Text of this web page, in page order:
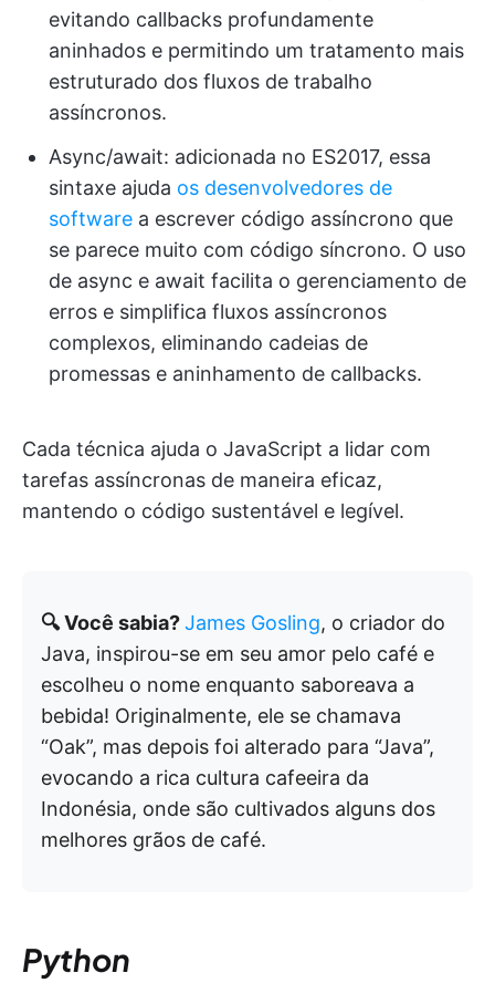
evitando callbacks profundamente
aninhados e permitindo um tratamento mais
estruturado dos fluxos de trabalho
assíncronos.
Async/await: adicionada no ES2017, essa
sintaxe ajuda os desenvolvedores de
software a escrever código assíncrono que
se parece muito com código síncrono. O uso
de async e await facilita o gerenciamento de
erros e simplifica fluxos assíncronos
complexos, eliminando cadeias de
promessas e aninhamento de callbacks.
Cada técnica ajuda o JavaScript a lidar com
tarefas assíncronas de maneira eficaz,
mantendo o código sustentável e legível.
🔍 Você sabia?James Gosling, o criador do
Java, inspirou-se em seu amor pelo café e
escolheu o nome enquanto saboreava a
bebida! Originalmente, ele se chamava
“Oak”, mas depois foi alterado para “Java”,
evocando a rica cultura cafeeira da
Indonésia, onde são cultivados alguns dos
melhores grãos de café.
Python